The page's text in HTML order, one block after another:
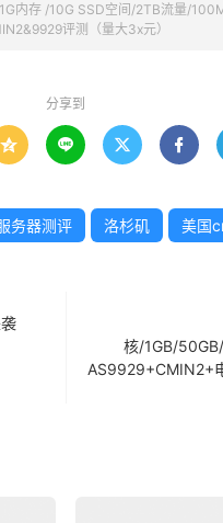
内存 /10G SSD空间/2TB流量/
评测（量大3x元）
分享到
   
务器测评 洛杉矶 美国
核/1GB/
AS9929+CMIN2+